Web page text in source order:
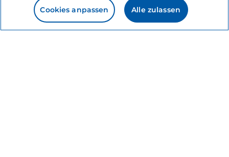
die Sie im Oktober in
Italien nicht
verpassen sollten
Powered by:
Cookies anpassen Alle zulassen